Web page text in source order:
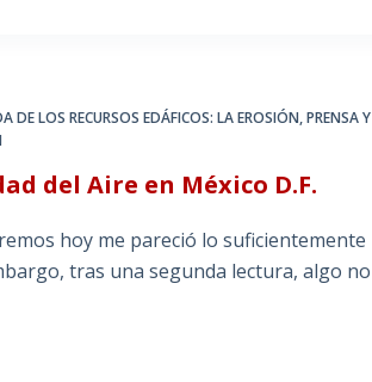
DE LOS RECURSOS EDÁFICOS: LA EROSIÓN,PRENSA Y
del Aire en México D.F.
hoy me pareció lo suficientemente
tras una segunda lectura, algo no